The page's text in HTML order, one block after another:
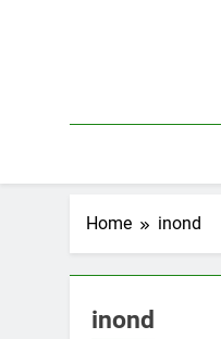
Home inond
inond